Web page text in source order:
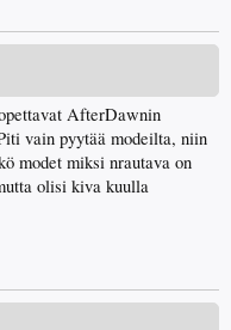
AfterDawnin
vain pyytää modeilta, niin
modet miksi nrautava on
olisi kiva kuulla